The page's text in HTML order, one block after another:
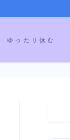
ゆったり休む